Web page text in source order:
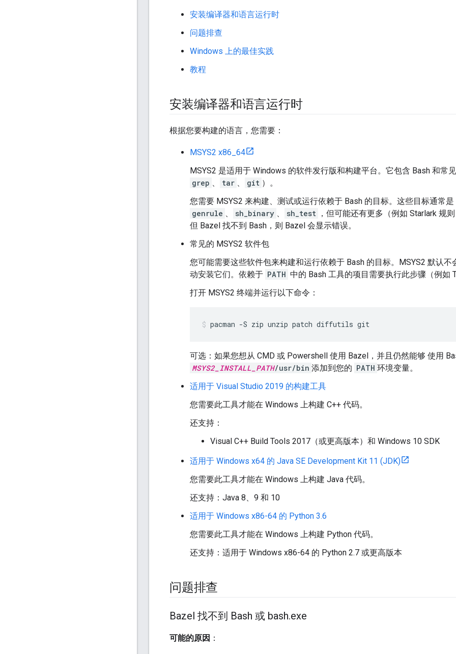
安装编译器和语言运行时
问题排查
Windows 上的最佳实践
教程
安装编译器和语言运行时
根据您要构建的语言，您需要：
MSYS2 x86_64
MSYS2 是适用于 Windows 的软件发行版和构建平台。它包含 Bash 和常
grep 、 tar 、 git ）。
您需要 MSYS2 来构建、测试或运行依赖于 Bash 的目标。这些目标通常是
genrule 、 sh_binary 、 sh_test ，但可能还有更多（例如 Starlark 规
但 Bazel 找不到 Bash，则 Bazel 会显示错误。
常见的 MSYS2 软件包
您可能需要这些软件包来构建和运行依赖于 Bash 的目标。MSYS2 默认
动安装它们。依赖于 PATH 中的 Bash 工具的项目需要执行此步骤（例如
打开 MSYS2 终端并运行以下命令：
pacman -S zip unzip patch diffutils git
可选：如果您想从 CMD 或 Powershell 使用 Bazel，并且仍然能够 使用
MSYS2_INSTALL_PATH/usr/bin 添加到您的 PATH 环境变量。
适用于 Visual Studio 2019 的构建工具
您需要此工具才能在 Windows 上构建 C++ 代码。
还支持：
Visual C++ Build Tools 2017（或更高版本）和 Windows 10 SDK
适用于 Windows x64 的 Java SE Development Kit 11 (JDK)
您需要此工具才能在 Windows 上构建 Java 代码。
还支持：Java 8、9 和 10
适用于 Windows x86-64 的 Python 3.6
您需要此工具才能在 Windows 上构建 Python 代码。
还支持：适用于 Windows x86-64 的 Python 2.7 或更高版本
问题排查
Bazel 找不到 Bash 或 bash.exe
可能的原因 ：